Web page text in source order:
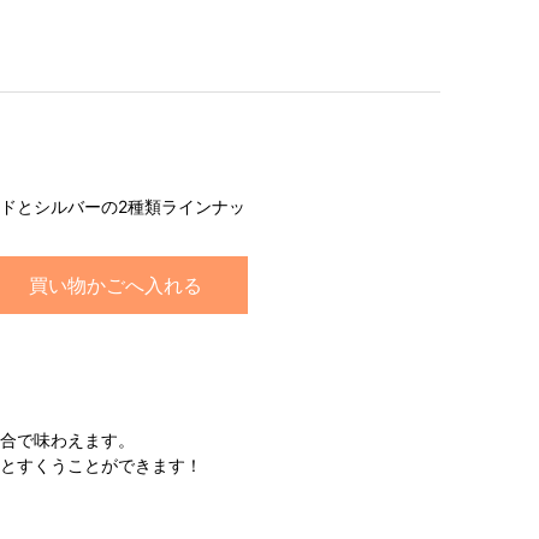
とシルバーの2種類ラインナッ
買い物かごへ入れる
で味わえます。
すくうことができます！